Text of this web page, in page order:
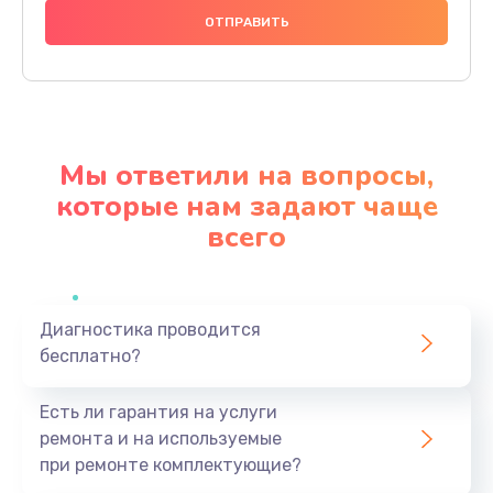
1000 руб.
Заказать
Профилактическая чистка
Заказать
Мы ответили на вопросы,
которые нам задают чаще
всего
Диагностика проводится
бесплатно?
Есть ли гарантия на услуги
ремонта и на используемые
при ремонте комплектующие?